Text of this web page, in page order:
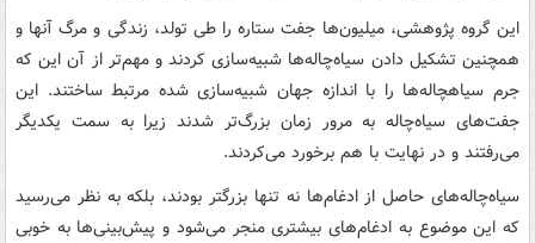
این گروه پژوهشی، میلیون‌ها جفت ستاره را طی تولد، زندگی و مرگ آنها و
همچنین تشکیل دادن سیاه‌چاله‌ها شبیه‌سازی کردند و مهم‌تر از آن این که
جرم سیاهچاله‌ها را با اندازه جهان شبیه‌سازی شده مرتبط ساختند. این
جفت‌های سیاه‌چاله به مرور زمان بزرگ‌تر شدند زیرا به سمت یکدیگر
می‌رفتند و در نهایت با هم برخورد می‌کردند.
سیاه‌چاله‌های حاصل از ادغام‌ها نه تنها بزرگتر بودند، بلکه به نظر می‌رسید
که این موضوع به ادغام‌های بیشتری منجر می‌شود و پیش‌بینی‌ها به خوبی